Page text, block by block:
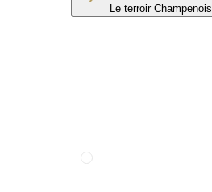
Le terroir Champenois